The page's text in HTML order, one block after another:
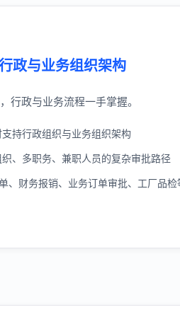
政与业务组织架构
行政与业务流程一手掌握。
持行政组织与业务组织架构
、多职务、兼职人员的复杂审批路径
、财务报销、业务订单审批、工厂品检